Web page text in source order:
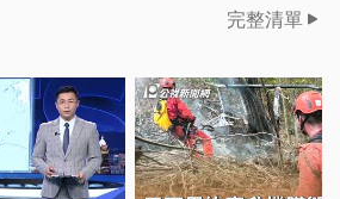
完整清單